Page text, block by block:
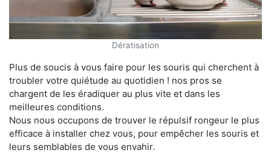
Dératisation
Plus de soucis à vous faire pour les souris qui cherchent à
troubler votre quiétude au quotidien ! nos pros se
chargent de les éradiquer au plus vite et dans les
meilleures conditions.
Nous nous occupons de trouver le répulsif rongeur le plus
efficace à installer chez vous, pour empêcher les souris et
leurs semblables de vous envahir.